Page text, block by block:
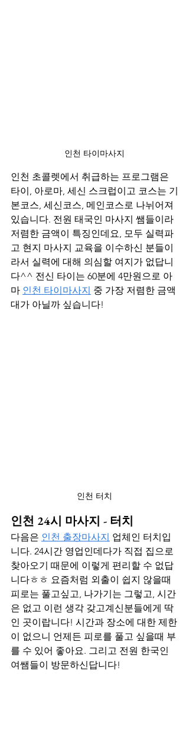
인천 타이마사지
인천 초콜렛에서 취급하는 프로그램은
타이, 아로마, 세신 스크럽이고 코스는 기
본코스, 세신코스, 메인코스로 나뉘어져
있습니다. 전원 태국인 마사지 쌤들이라
저렴한 금액이 특징인데요, 모두 실력파
고 현지 마사지 교육을 이수하신 분들이
라서 실력에 대해 의심할 여지가 없답니
다^^ 전신 타이는 60분에 4만원으로 아
마 인천 타이마사지 중 가장 저렴한 금액
대가 아닐까 싶습니다!
인천 터치
인천 24시 마사지 - 터치
다음은 인천 출장마사지 업체인 터치입
니다. 24시간 영업인데다가 직접 집으로
찾아오기 때문에 이렇게 편리할 수 없답
니다ㅎㅎ 요즘처럼 외출이 쉽지 않을때
피로는 풀고싶고, 나가기는 그렇고, 시간
은 없고 이런 생각 갖고계신분들에게 딱
인 곳이랍니다! 시간과 장소에 대한 제한
이 없으니 언제든 피로를 풀고 싶을때 부
를 수 있어 좋아요. 그리고 전원 한국인
여쌤들이 방문하신답니다!